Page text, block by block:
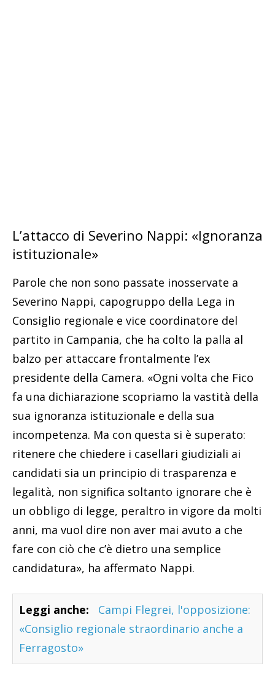
L’attacco di Severino Nappi: «Ignoranza
istituzionale»
Parole che non sono passate inosservate a
Severino Nappi, capogruppo della Lega in
Consiglio regionale e vice coordinatore del
partito in Campania, che ha colto la palla al
balzo per attaccare frontalmente l’ex
presidente della Camera. «Ogni volta che Fico
fa una dichiarazione scopriamo la vastità della
sua ignoranza istituzionale e della sua
incompetenza. Ma con questa si è superato:
ritenere che chiedere i casellari giudiziali ai
candidati sia un principio di trasparenza e
legalità, non significa soltanto ignorare che è
un obbligo di legge, peraltro in vigore da molti
anni, ma vuol dire non aver mai avuto a che
fare con ciò che c’è dietro una semplice
candidatura», ha affermato Nappi.
Leggi anche:
Campi Flegrei, l'opposizione:
«Consiglio regionale straordinario anche a
Ferragosto»